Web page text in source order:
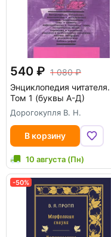
540
1 080
Энциклопедия читателя.
Том 1 (буквы А-Д)
Дорогокупля В. Н.
В корзину
10 августа (Пн)
-50%